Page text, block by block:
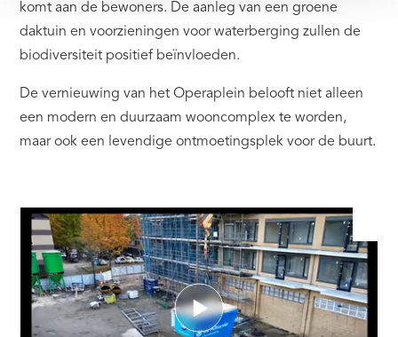
komt aan de bewoners. De aanleg van een groene
daktuin en voorzieningen voor waterberging zullen de
biodiversiteit positief beïnvloeden.
De vernieuwing van het Operaplein belooft niet alleen
een modern en duurzaam wooncomplex te worden,
maar ook een levendige ontmoetingsplek voor de buurt.
Speel video